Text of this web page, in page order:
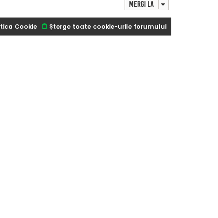
Mergi la
Şterge toate cookie-urile forumului
Cookie